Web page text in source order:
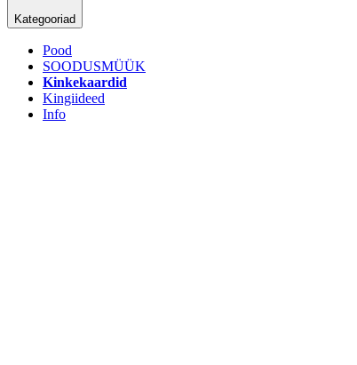
Kategooriad
Pood
SOODUSMÜÜK
Kinkekaardid
Kingiideed
Info